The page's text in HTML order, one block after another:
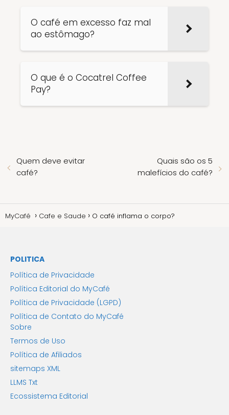
O café em excesso faz mal
ao estômago?
O que é o Cocatrel Coffee
Pay?
Quem deve evitar
café?
Quais são os 5
malefícios do café?
MyCafé Cafe e Saude O café inflama o corpo?
POLITICA
Política de Privacidade
Política Editorial do MyCafé
Política de Privacidade (LGPD)
Política de Contato do MyCafé
Sobre
Termos de Uso
Política de Afiliados
sitemaps XML
LLMS Txt
Ecossistema Editorial